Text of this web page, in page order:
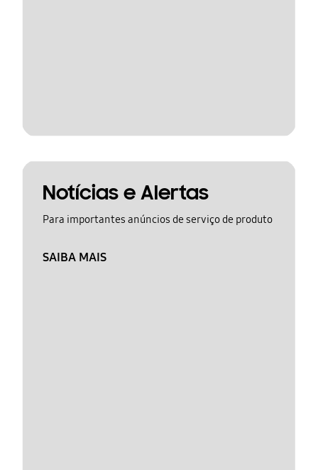
Notícias e Alertas
Para importantes anúncios de serviço de produto
SAIBA MAIS